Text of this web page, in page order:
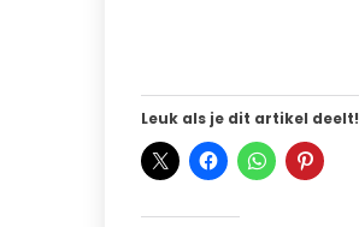
Leuk als je dit artikel deelt!